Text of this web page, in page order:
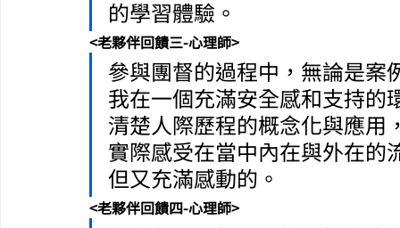
的學習體驗。
<老夥伴回饋三-心理師>
參與團督的過程中，無論是案
我在一個充滿安全感和支持的
清楚人際歷程的概念化與應用
實際感受在當中內在與外在的
但又充滿感動的。
<老夥伴回饋四-心理師>